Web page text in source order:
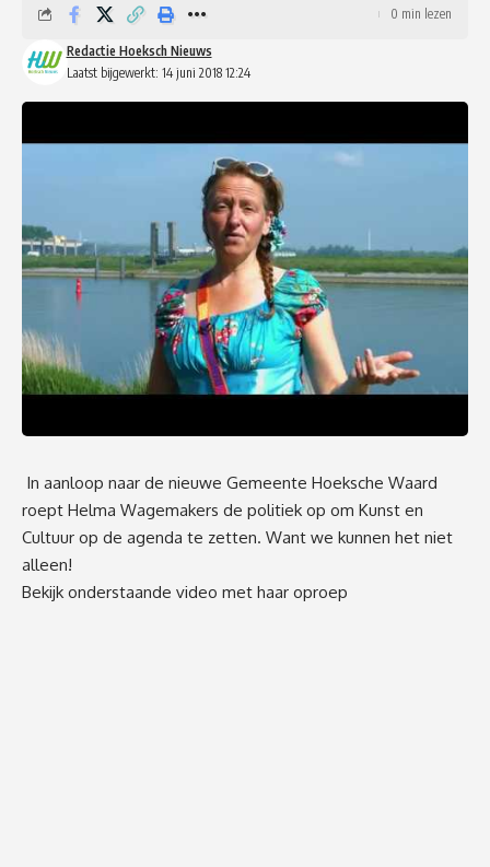
Laatst bijgewerkt: 14 juni 2018 12:24
Redactie Hoeksch Nieuws
0 min lezen
In aanloop naar de nieuwe Gemeente Hoeksche Waard
roept Helma Wagemakers de politiek op om Kunst en
Cultuur op de agenda te zetten. Want we kunnen het niet
alleen!
Bekijk onderstaande video met haar oproep